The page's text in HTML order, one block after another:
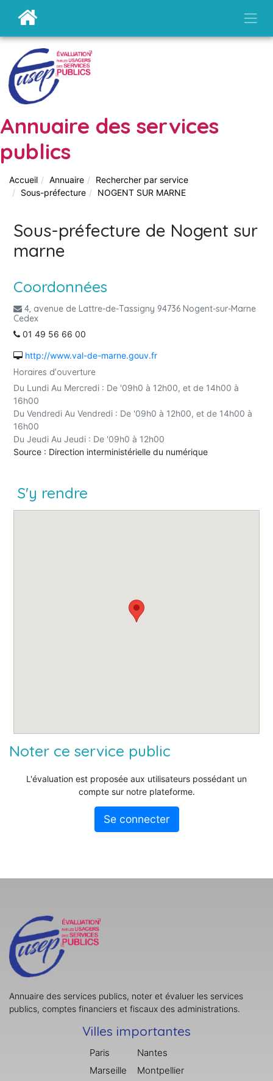
Annuaire des services
publics
Accueil Annuaire
Rechercher par service
Sous-préfecture
NOGENT SUR MARNE
Sous-préfecture de Nogent sur
marne
Coordonnées
4, avenue de Lattre-de-Tassigny 94736 Nogent-sur-Marne
Cedex
01 49 56 66 00
http://www.val-de-marne.gouv.fr
Horaires d'ouverture
Du Lundi Au Mercredi : De '09h0 à 12h00, et de 14h00 à
16h00
Du Vendredi Au Vendredi : De '09h0 à 12h00, et de 14h00 à
16h00
Du Jeudi Au Jeudi : De '09h0 à 12h00
Source : Direction interministérielle du numérique
S'y rendre
Noter ce service public
L'évaluation est proposée aux utilisateurs possédant un
compte sur notre plateforme.
Se connecter
Annuaire des services publics, noter et évaluer les services
publics, comptes financiers et fiscaux des administrations.
Villes importantes
Paris
Marseille
Nantes
Montpellier